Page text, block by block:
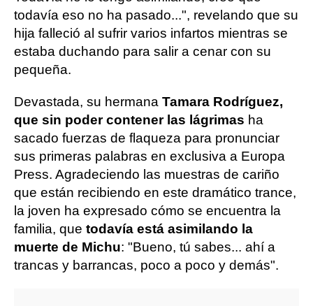
todavía eso no ha pasado...", revelando que su
hija falleció al sufrir varios infartos mientras se
estaba duchando para salir a cenar con su
pequeña.
Devastada, su hermana Tamara Rodríguez,
que sin poder contener las lágrimas ha
sacado fuerzas de flaqueza para pronunciar
sus primeras palabras en exclusiva a Europa
Press. Agradeciendo las muestras de cariño
que están recibiendo en este dramático trance,
la joven ha expresado cómo se encuentra la
familia, que todavía está asimilando la
muerte de Michu: "Bueno, tú sabes... ahí a
trancas y barrancas, poco a poco y demás".